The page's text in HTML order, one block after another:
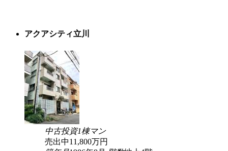
アクアシティ立川
中古投資1棟マン
売出中11,800万円